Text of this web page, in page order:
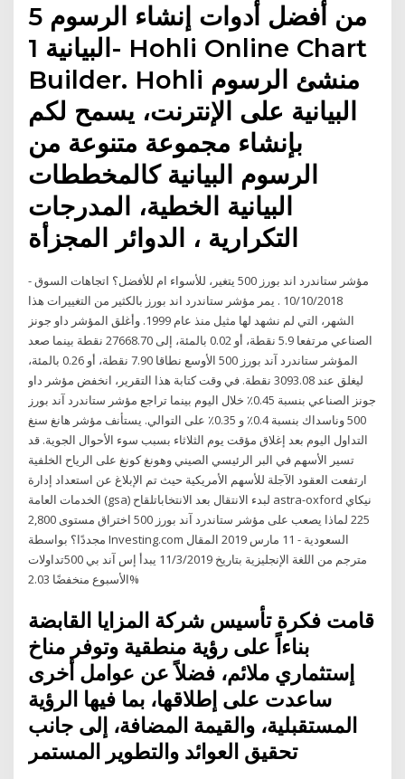
5 من أفضل أدوات إنشاء الرسوم
البيانية 1- Hohli Online Chart
Builder. Hohli منشئ الرسوم
البيانية على الإنترنت، يسمح لكم
بإنشاء مجموعة متنوعة من
الرسوم البيانية كالمخططات
البيانية الخطية، المدرجات
التكرارية ، الدوائر المجزأة
مؤشر ستاندرد اند بورز 500 يتغير، للأسواء ام للأفضل؟ اتجاهات السوق -
10/10/2018 . يمر مؤشر ستاندرد اند بورز بالكثير من التغييرات هذا
الشهر، التي لم نشهد لها مثيل منذ عام 1999. وأغلق المؤشر داو جونز
الصناعي مرتفعا 5.9 نقطة، أو 0.02 بالمئة، إلى 27668.70 نقطة بينما صعد
المؤشر ستاندرد آند بورز 500 الأوسع نطاقا 7.90 نقطة، أو 0.26 بالمئة،
ليغلق عند 3093.08 نقطة. في وقت كتابة هذا التقرير، انخفض مؤشر داو
جونز الصناعي بنسبة 0.45٪ خلال اليوم بينما تراجع مؤشر ستاندرد آند بورز
500 وناسداك بنسبة 0.4٪ و 0.35٪ على التوالي. يستأنف مؤشر هانغ سنغ
التداول اليوم بعد إغلاق مؤقت يوم الثلاثاء بسبب سوء الأحوال الجوية. قد
تسير الأسهم في البر الرئيسي الصيني وهونغ كونغ على الرياح الخلفية
ارتفعت العقود الآجلة للأسهم الأمريكية حيث تم الإبلاغ عن استعداد إدارة
الخدمات العامة (gsa) لبدء الانتقال بعد الانتخاباتلقاح astra-oxford نيكاي
225 لماذا يصعب على مؤشر ستاندرد آند بورز 500 اختراق مستوى 2,800
مجددًا؟ بواسطة Investing.com السعودية - 11 مارس 2019 المقال
مترجم من اللغة الإنجليزية بتاريخ 11/3/2019 يبدأ إس آند بي 500تداولات
الأسبوع منخفضًا 2.03%
قامت فكرة تأسيس شركة المزايا القابضة
بناءاً على رؤية منطقية وتوفر مناخ
إستثماري ملائم، فضلاً عن عوامل أخرى
ساعدت على إطلاقها، بما فيها الرؤية
المستقبلية، والقيمة المضافة، إلى جانب
تحقيق العوائد والتطوير المستمر